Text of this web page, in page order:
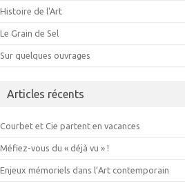
Histoire de l'Art
Le Grain de Sel
Sur quelques ouvrages
Articles récents
Courbet et Cie partent en vacances
Méfiez-vous du « déjà vu » !
Enjeux mémoriels dans l’Art contemporain